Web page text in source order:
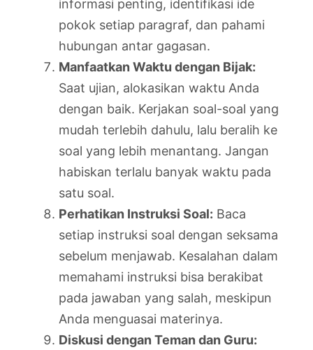
informasi penting, identifikasi ide
pokok setiap paragraf, dan pahami
hubungan antar gagasan.
Manfaatkan Waktu dengan Bijak:
Saat ujian, alokasikan waktu Anda
dengan baik. Kerjakan soal-soal yang
mudah terlebih dahulu, lalu beralih ke
soal yang lebih menantang. Jangan
habiskan terlalu banyak waktu pada
satu soal.
Perhatikan Instruksi Soal: Baca
setiap instruksi soal dengan seksama
sebelum menjawab. Kesalahan dalam
memahami instruksi bisa berakibat
pada jawaban yang salah, meskipun
Anda menguasai materinya.
Diskusi dengan Teman dan Guru: